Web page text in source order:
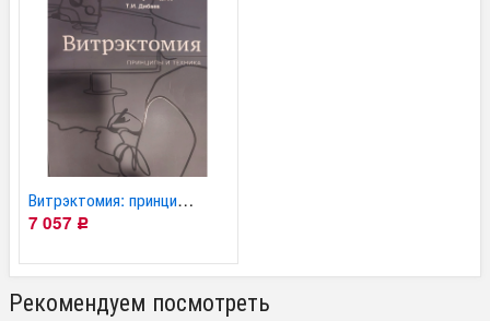
Витрэктомия: принципы...
7 057 Р
Рекомендуем посмотреть